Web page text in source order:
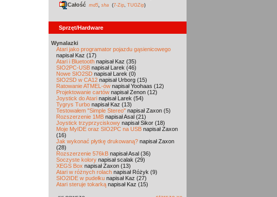
Całość md5 sha (7-Zip TUGZip)
Sprzęt/Hardware
Wynalazki
Atari jako programator pojazdu gąsienicowego
napisał Kaz (17)
Atari i Bluetooth napisał Kaz (35)
SIO2PC-USB napisał Larek (46)
Nowe SIO2SD napisał Larek (0)
SIO2SD w CA12 napisał Urborg (15)
Ratowanie ATMEL-ów napisał Yoohaas (12)
Projektowanie cartów napisał Zenon (12)
Joystick do Atari napisał Larek (54)
Tygrys Turbo napisał Kaz (13)
Testowałem "Simple Stereo" napisał Zaxon (5)
Rozszerzenie 1MB napisał Asal (21)
Joystick trzyprzyciskowy napisał Sikor (18)
Moje MyIDE oraz SIO2PC na USB napisał Zaxon
(16)
Jak wykonać płytkę drukowaną? napisał Zaxon
(28)
Rozszerzenie 576kB napisał Asal (36)
Soczyste kolory napisał scalak (29)
XEGS Box napisał Zaxon (13)
Atari w różnych rolach napisał Różyk (9)
SIO2IDE w pudełku napisał Kaz (27)
Atari steruje tokarką napisał Kaz (15)